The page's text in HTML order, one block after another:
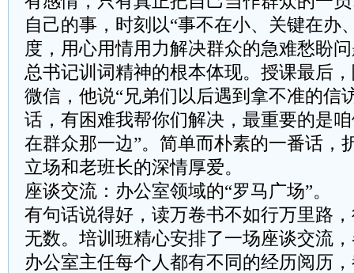
自己的事，时刻以“事不在小、关键在办
度，用心用情用力解决群众的急难愁盼
总书记训词精神的根本体现。授课最后
微信，他说“兄弟们以后遇到拿不准的信
话，有困难我帮你们解决，最重要的是
在群众那一边”。简单而朴素的一番话，
立场和老班长的深情厚爱。
座谈交流：办公室领域的“罗马广场”。
有句话说得好，读万卷书不如行万里路
无数。培训班精心安排了一场座谈交流
办公室主任每个人都有不同的经历阅历